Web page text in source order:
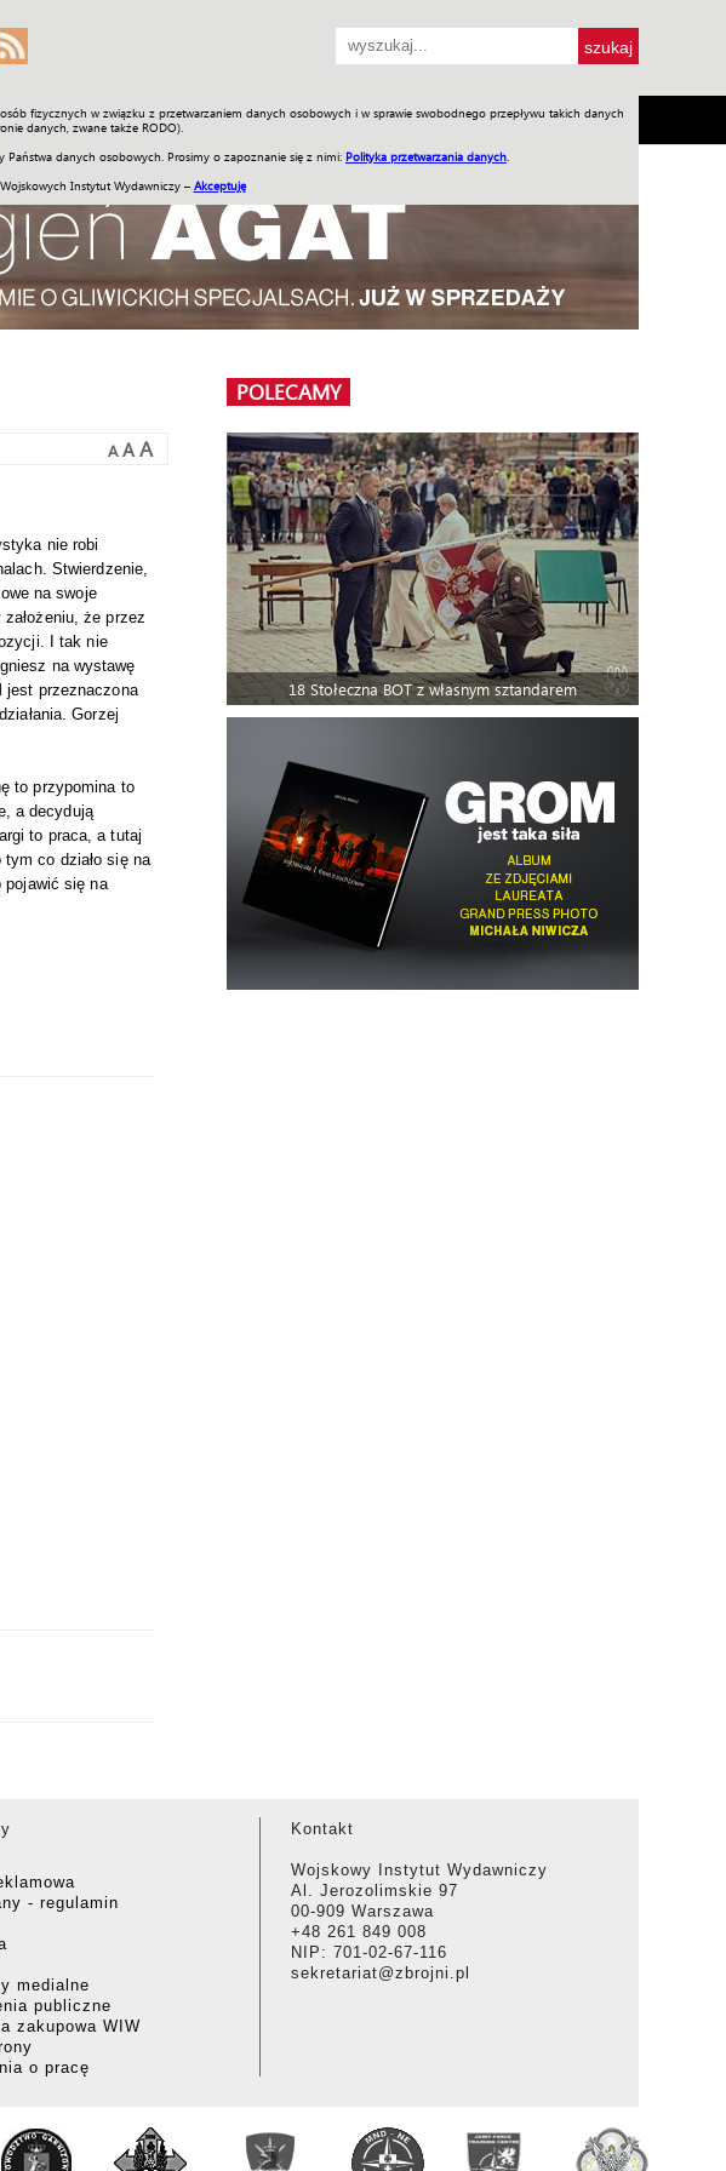
fizycznych w związku z przetwarzaniem danych osobowych i w sprawie swobodnego przepływu takich danych
danych, zwane także RODO).
danych osobowych. Prosimy o zapoznanie się z nimi: Polityka przetwarzania danych
Instytut Wydawniczy – Akceptuję
Wideo ENGLISH SKLEP Jednodniówki Praca w WIW
A A A
nie robi
Stwierdzenie,
na swoje
że przez
I tak nie
na wystawę
jest przeznaczona
Gorzej
to przypomina to
a decydują
to praca, a tutaj
co działo się na
pojawić się na
POLECAMY
18 Stołeczna BOT z własnym sztandarem
- regulamin
medialne
publiczne
zakupowa WIW
o pracę
Kontakt
Wojskowy Instytut Wydawniczy
Al. Jerozolimskie 97
00-909 Warszawa
+48 261 849 008
NIP: 701-02-67-116
sekretariat@zbrojni.pl